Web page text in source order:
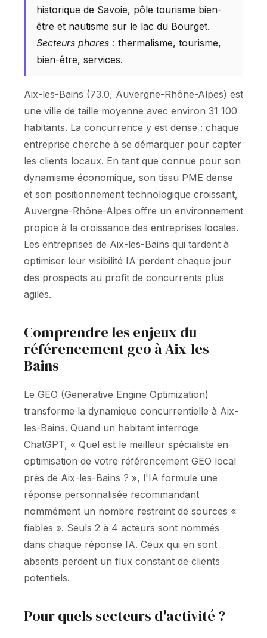
historique de Savoie, pôle tourisme bien-
être et nautisme sur le lac du Bourget.
Secteurs phares : thermalisme, tourisme,
bien-être, services.
Aix-les-Bains (73.0, Auvergne-Rhône-Alpes) est
une ville de taille moyenne avec environ 31 100
habitants. La concurrence y est dense : chaque
entreprise cherche à se démarquer pour capter
les clients locaux. En tant que connue pour son
dynamisme économique, son tissu PME dense
et son positionnement technologique croissant,
Auvergne-Rhône-Alpes offre un environnement
propice à la croissance des entreprises locales.
Les entreprises de Aix-les-Bains qui tardent à
optimiser leur visibilité IA perdent chaque jour
des prospects au profit de concurrents plus
agiles.
Comprendre les enjeux du
référencement geo à Aix-les-
Bains
Le GEO (Generative Engine Optimization)
transforme la dynamique concurrentielle à Aix-
les-Bains. Quand un habitant interroge
ChatGPT, « Quel est le meilleur spécialiste en
optimisation de votre référencement GEO local
près de Aix-les-Bains ? », l'IA formule une
réponse personnalisée recommandant
nommément un nombre restreint de sources «
fiables ». Seuls 2 à 4 acteurs sont nommés
dans chaque réponse IA. Ceux qui en sont
absents perdent un flux constant de clients
potentiels.
Pour quels secteurs d'activité ?